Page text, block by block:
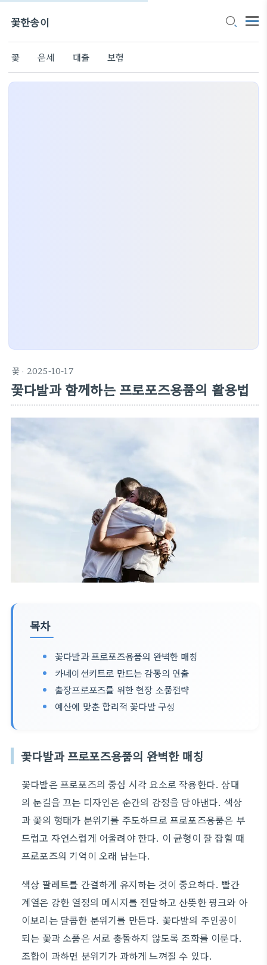
꽃한송이
꽃 운세 대출 보험
꽃 · 2025-10-17
꽃다발과 함께하는 프로포즈용품의 활용법
목차
꽃다발과 프로포즈용품의 완벽한 매칭
카네이션키트로 만드는 감동의 연출
출장프로포즈를 위한 현장 소품전략
예산에 맞춘 합리적 꽃다발 구성
꽃다발과 프로포즈용품의 완벽한 매칭
꽃다발은 프로포즈의 중심 시각 요소로 작용한다. 상대
의 눈길을 끄는 디자인은 순간의 감정을 담아낸다. 색상
과 꽃의 형태가 분위기를 주도하므로 프로포즈용품은 부
드럽고 자연스럽게 어울려야 한다. 이 균형이 잘 잡힐 때
프로포즈의 기억이 오래 남는다.
색상 팔레트를 간결하게 유지하는 것이 중요하다. 빨간
계열은 강한 열정의 메시지를 전달하고 산뜻한 핑크와 아
이보리는 달콤한 분위기를 만든다. 꽃다발의 주인공이
되는 꽃과 소품은 서로 충돌하지 않도록 조화를 이룬다.
조합이 과하면 분위기가 과하게 느껴질 수 있다.